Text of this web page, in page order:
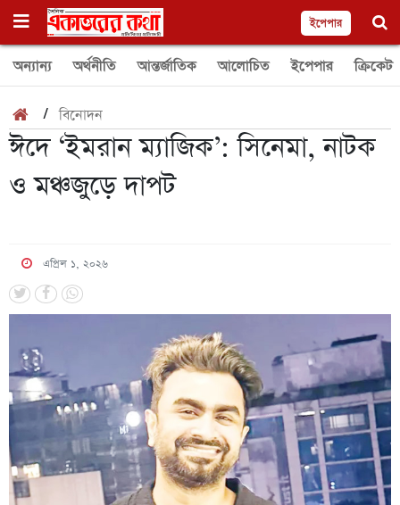
ইপেপার
অন্যান্য অর্থনীতি আন্তর্জাতিক আলোচিত ইপেপার ক্রিকেট
/বিনোদন
ঈদে ‘ইমরান ম্যাজিক’: সিনেমা, নাটক
ও মঞ্চজুড়ে দাপট
এপ্রিল ১, ২০২৬